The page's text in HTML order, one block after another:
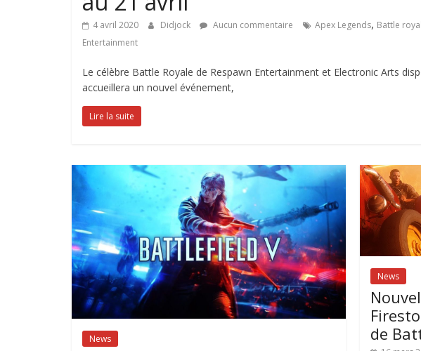
4 avril 2020 Didjock Aucun commentaire Apex Legends, Battle
Entertainment
Le célèbre Battle Royale de Respawn Entertainment et Electronic Arts
accueillera un nouvel événement,
Lire la suite
News
News
de